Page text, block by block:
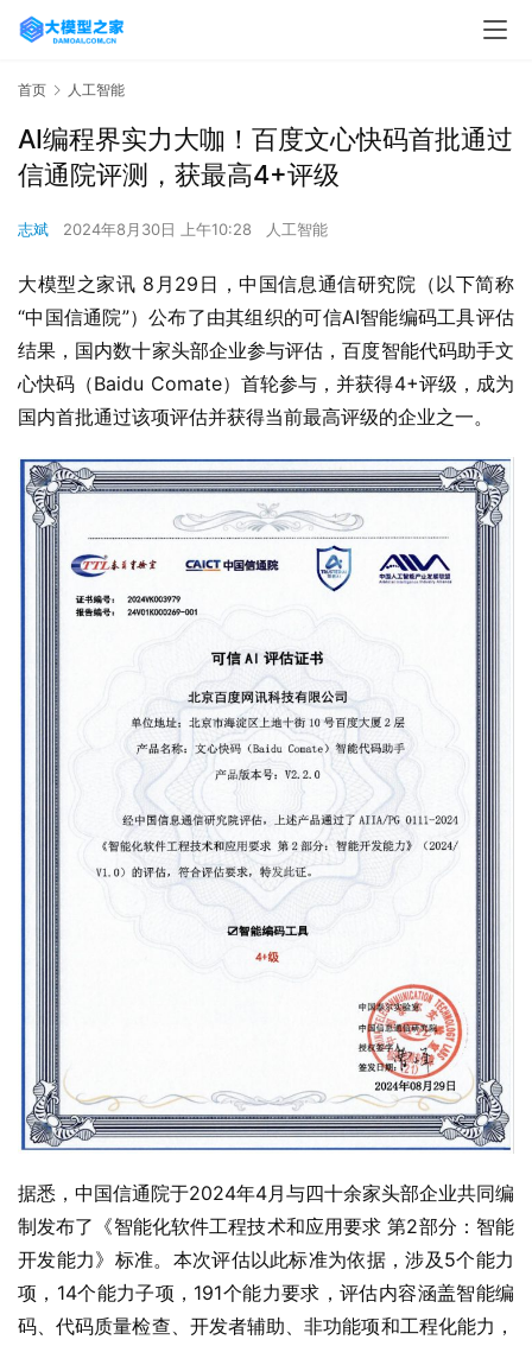
首页 人工智能
AI编程界实力大咖！百度文心快码首批通过
信通院评测，获最高4+评级
志斌 2024年8月30日 上午10:28 人工智能
大模型之家讯 8月29日，中国信息通信研究院（以下简称
“中国信通院”）公布了由其组织的可信AI智能编码工具评估
结果，国内数十家头部企业参与评估，百度智能代码助手文
心快码（Baidu Comate）首轮参与，并获得4+评级，成为
国内首批通过该项评估并获得当前最高评级的企业之一。
据悉，中国信通院于2024年4月与四十余家头部企业共同编
制发布了《智能化软件工程技术和应用要求 第2部分：智能
开发能力》标准。本次评估以此标准为依据，涉及5个能力
项，14个能力子项，191个能力要求，评估内容涵盖智能编
码、代码质量检查、开发者辅助、非功能项和工程化能力，